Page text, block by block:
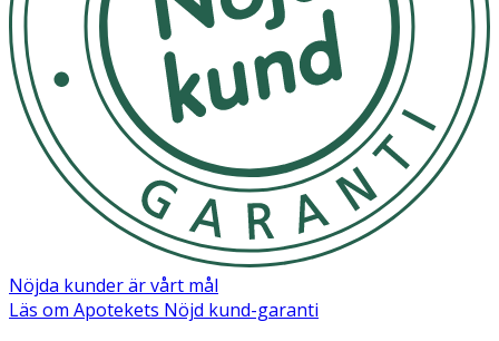
Nöjda kunder är vårt mål
Läs om Apotekets Nöjd kund-garanti